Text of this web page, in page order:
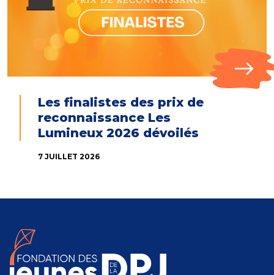
Les finalistes des prix de
reconnaissance Les
Lumineux 2026 dévoilés
7 JUILLET 2026